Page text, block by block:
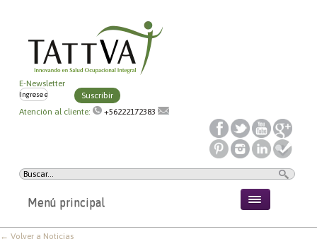
E-Newsletter
Suscribir
Atención al cliente:
+56222172383
Menú principal
← Volver a Noticias